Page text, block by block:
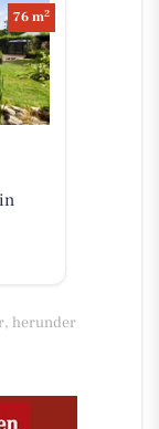
76 m2
herunder